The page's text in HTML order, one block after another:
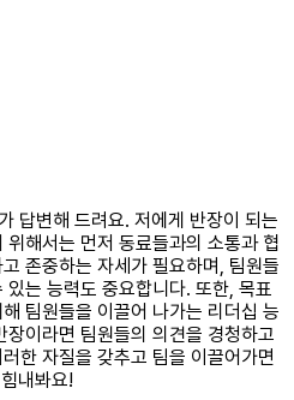
답변해 드려요. 저에게 반장이 되는
해서는 먼저 동료들과의 소통과 협
존중하는 자세가 필요하며, 팀원들
는 능력도 중요합니다. 또한, 목표
팀원들을 이끌어 나가는 리더십 능
이라면 팀원들의 의견을 경청하고
한 자질을 갖추고 팀을 이끌어가면
내봐요!